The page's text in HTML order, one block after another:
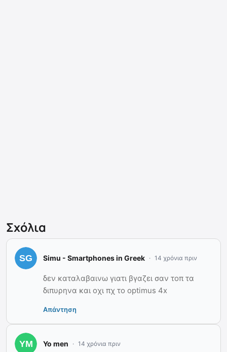
Σχόλια
Simu - Smartphones in Greek 14 χρόνια πριν
δεν καταλαβαινω γιατι βγαζει σαν τοπ τα
διπυρηνα και οχι πχ το optimus 4x
Απάντηση
Yo men 14 χρόνια πριν